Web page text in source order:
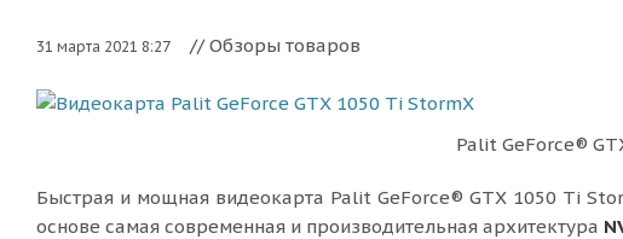
31 марта 2021 8:27 // Обзоры товаров
Palit GeForce®
Быстрая и мощная видеокарта Palit GeForce® GTX 1050 Ti
основе самая современная и производительная архитектура